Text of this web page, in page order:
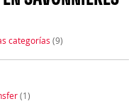
categorías (9)
(1)